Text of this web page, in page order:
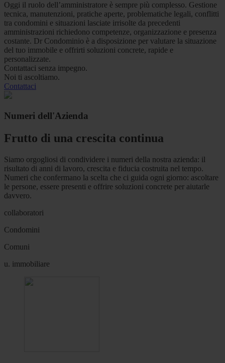
Oggi il ruolo dell’amministratore è sempre più complesso. Gestione
tecnica, manutenzioni, pratiche aperte, problematiche legali, conflitti
tra condomini e situazioni lasciate irrisolte da precedenti
amministrazioni richiedono competenze, organizzazione e presenza
costante. Dr Condominio è a disposizione per valutare la situazione
del tuo immobile e offrirti soluzioni concrete, rapide e
personalizzate.
Contattaci senza impegno.
Noi ti ascoltiamo.
Contattaci
Numeri dell'Azienda
Frutto di una crescita continua
Siamo orgogliosi di condividere i numeri della nostra azienda: il
risultato di anni di lavoro, crescita e fiducia costruita nel tempo.
Numeri che confermano la scelta che ci guida ogni giorno: ascoltare
le persone, essere presenti e offrire soluzioni concrete per aiutarle
davvero.
collaboratori
Condomini
Comuni
u. immobiliare